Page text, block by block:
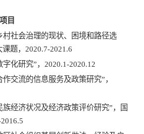
目
社会治理的现状、困境和路径选
题，2020.7-2021.6
化研究”，2020.1-2020.12
流的信息服务及政策研究”，
经济状况及经济政策评价研究”，国